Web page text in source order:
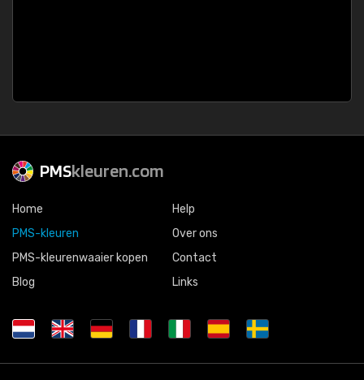
PMSkleuren.com
Home
PMS-kleuren
PMS-kleurenwaaier kopen
Blog
Help
Over ons
Contact
Links